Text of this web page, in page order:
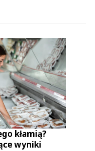
kłamią?
wyniki